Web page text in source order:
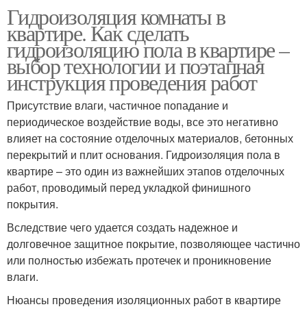
Гидроизоляция комнаты в
квартире. Как сделать
гидроизоляцию пола в квартире –
выбор технологии и поэтапная
инструкция проведения работ
Присутствие влаги, частичное попадание и
периодическое воздействие воды, все это негативно
влияет на состояние отделочных материалов, бетонных
перекрытий и плит основания. Гидроизоляция пола в
квартире – это один из важнейших этапов отделочных
работ, проводимый перед укладкой финишного
покрытия.
Вследствие чего удается создать надежное и
долговечное защитное покрытие, позволяющее частично
или полностью избежать протечек и проникновение
влаги.
Нюансы проведения изоляционных работ в квартире